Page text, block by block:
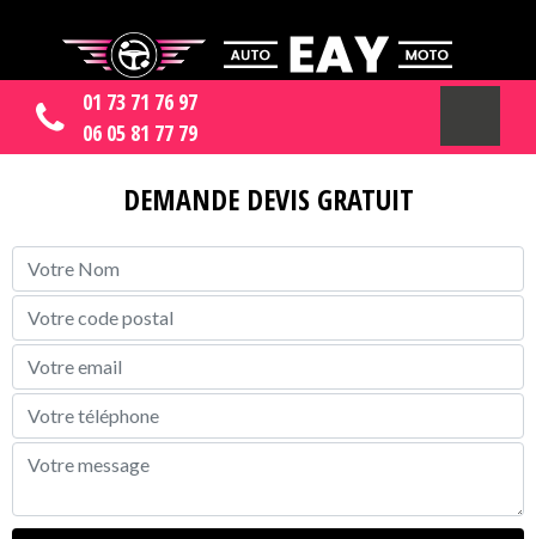
01 73 71 76 97
06 05 81 77 79
DEMANDE DEVIS GRATUIT